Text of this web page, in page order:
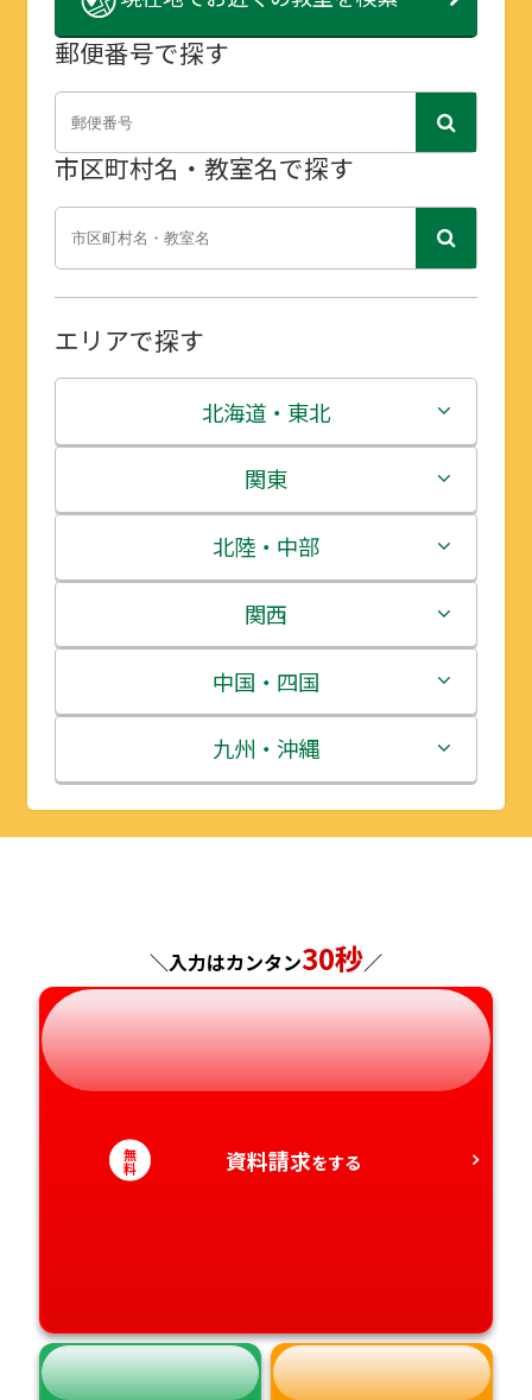
郵便番号で探す
市区町村名・教室名で探す
エリアで探す
北海道・東北
北海道
青森県
岩手県
宮城県
秋田県
山形県
関東
茨城県
栃木県
群馬県
埼玉県
千葉県
北陸・中部
新潟県
富山県
石川県
福井県
岐阜県
静岡県
関西
三重県
滋賀県
京都府
奈良県
和歌山県
中国・四国
鳥取県
島根県
山口県
徳島県
九州・沖縄
福岡県
熊本県
大分県
宮崎県
＼入力はカンタン30秒／
無
料 資料請求をする